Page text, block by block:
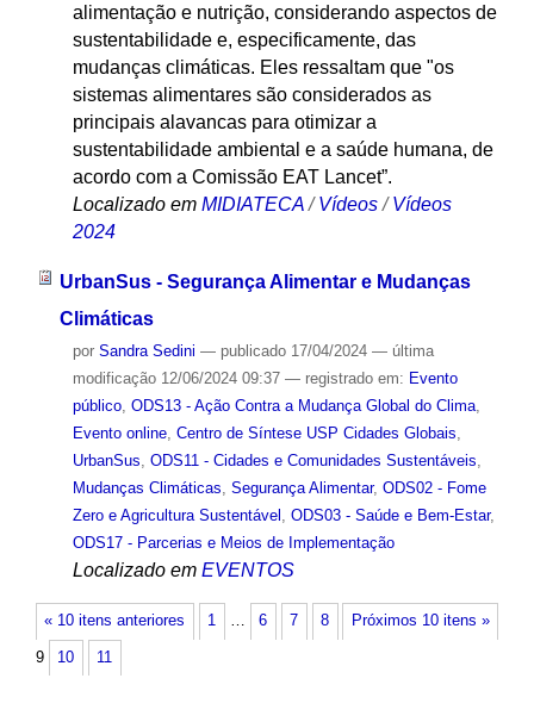
alimentação e nutrição, considerando aspectos de
sustentabilidade e, especificamente, das
mudanças climáticas. Eles ressaltam que "os
sistemas alimentares são considerados as
principais alavancas para otimizar a
sustentabilidade ambiental e a saúde humana, de
acordo com a Comissão EAT Lancet”.
Localizado em MIDIATECA /Vídeos /Vídeos
2024
UrbanSus - Segurança Alimentar e Mudanças
Climáticas
por Sandra Sedini — publicado17/04/2024 — última
modificação12/06/2024 09:37 — registrado em: Evento
público, ODS13 - Ação Contra a Mudança Global do Clima,
Evento online, Centro de Síntese USP Cidades Globais,
UrbanSus, ODS11 - Cidades e Comunidades Sustentáveis,
Mudanças Climáticas, Segurança Alimentar, ODS02 - Fome
Zero e Agricultura Sustentável , ODS03 - Saúde e Bem-Estar,
ODS17 - Parcerias e Meios de Implementação
Localizado em EVENTOS
« 10 itens anteriores Próximos 10 itens »
1 … 6 7 8
9 10 11